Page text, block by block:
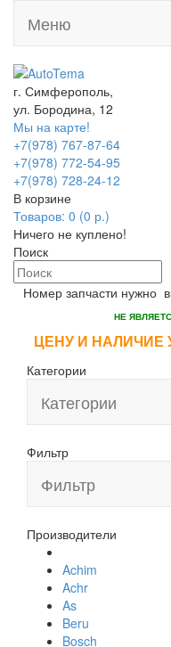
Меню
г. Симферополь,
ул. Бородина, 12
Мы на карте!
+7(978) 767-87-64
+7(978) 772-54-95
+7(978) 728-24-12
В корзине
Товаров: 0 (0 р.)
Ничего не куплено!
Поиск
Номер запчасти нужно
НЕ
ЦЕНУ И НАЛИЧИЕ
Категории
Категории
Фильтр
Фильтр
Производители
Achim
Achr
As
Beru
Bosch